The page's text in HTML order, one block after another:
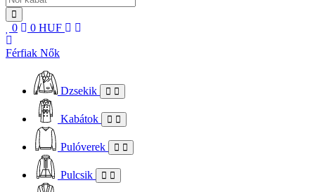
0 0 HUF
Férfiak Nők
Dzsekik
Kabátok
Pulóverek
Pulcsik